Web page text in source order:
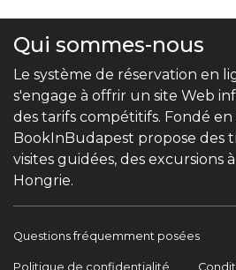
Qui sommes-nous
Le système de réservation en
s'engage à offrir un site Web
des tarifs compétitifs. Fondé en
BookInBudapest propose des
visites guidées, des excursions
Hongrie.
Questions fréquemment posées
Politique de confidentialité